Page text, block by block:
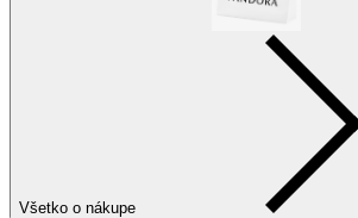
Všetko o nákupe